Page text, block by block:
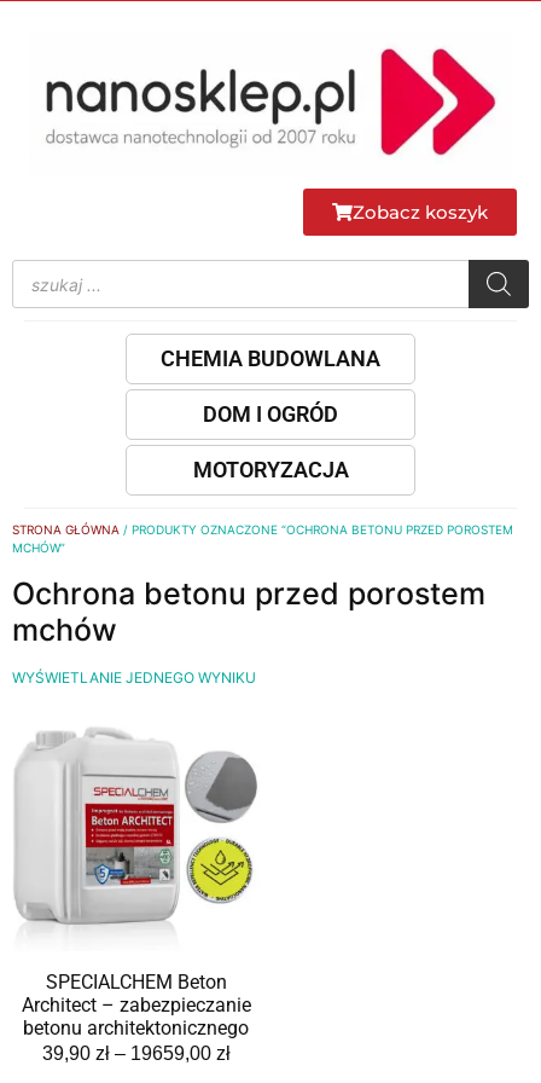
Zobacz koszyk
CHEMIA BUDOWLANA
DOM I OGRÓD
MOTORYZACJA
STRONA GŁÓWNA / PRODUKTY OZNACZONE “OCHRONA BETONU PRZED POROSTEM
MCHÓW”
Ochrona betonu przed porostem
mchów
WYŚWIETLANIE JEDNEGO WYNIKU
SPECIALCHEM Beton
Architect – zabezpieczanie
betonu architektonicznego
39,90 zł – 19659,00 zł